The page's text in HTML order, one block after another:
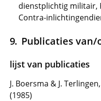
dienstplichtig militair,
Contra-
Publicaties van/
lijst van publicaties
J. Boersma & J.
(1985)